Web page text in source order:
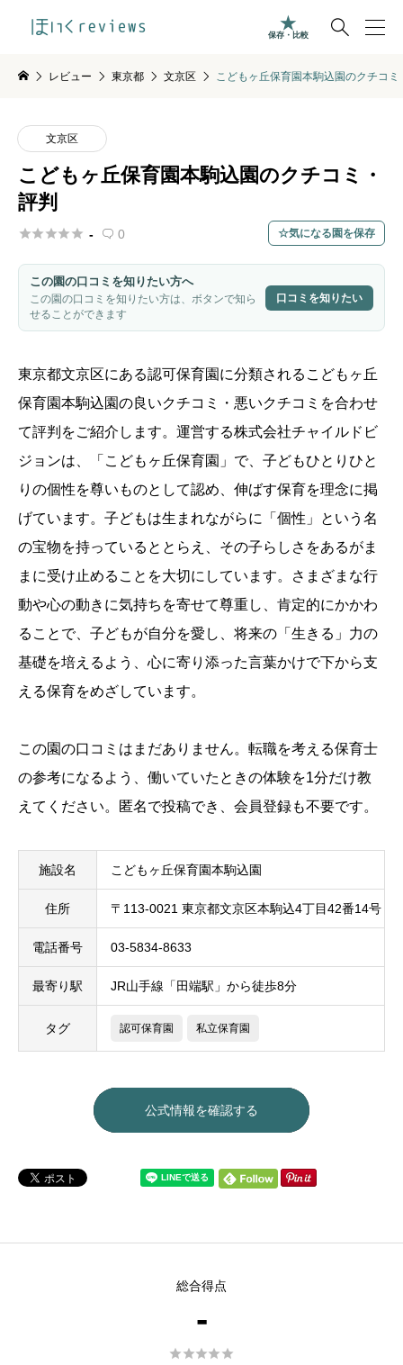

保存・比較
レビュー 東京都 文京区 こどもヶ丘保育園本駒込園のクチコミ
文京区
こどもヶ丘保育園本駒込園のクチコミ・
評判
 -  0 気になる園を保存
この園の口コミを知りたい方へ
この園の口コミを知りたい方は、ボタンで知ら
せることができます
口コミを知りたい
東京都文京区にある認可保育園に分類されるこどもヶ丘
保育園本駒込園の良いクチコミ・悪いクチコミを合わせ
て評判をご紹介します。運営する株式会社チャイルドビ
ジョンは、「こどもヶ丘保育園」で、子どもひとりひと
りの個性を尊いものとして認め、伸ばす保育を理念に掲
げています。子どもは生まれながらに「個性」という名
の宝物を持っているととらえ、その子らしさをあるがま
まに受け止めることを大切にしています。さまざまな行
動や心の動きに気持ちを寄せて尊重し、肯定的にかかわ
ることで、子どもが自分を愛し、将来の「生きる」力の
基礎を培えるよう、心に寄り添った言葉かけで下から支
える保育をめざしています。
この園の口コミはまだありません。転職を考える保育士
の参考になるよう、働いていたときの体験を1分だけ教
えてください。匿名で投稿でき、会員登録も不要です。
施設名 こどもヶ丘保育園本駒込園
住所 〒113-0021 東京都文京区本駒込4丁目42番14号
電話番号 03-5834-8633
最寄り駅 JR山手線「田端駅」から徒歩8分
タグ 認可保育園 私立保育園
公式情報を確認する
総合得点
-
